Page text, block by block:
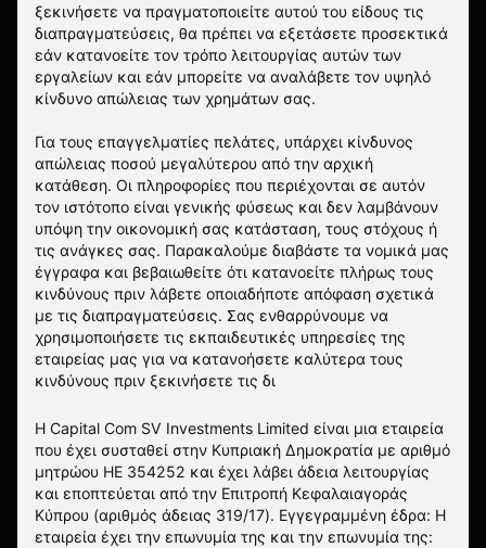
ξεκινήσετε να πραγματοποιείτε αυτού του είδους τις
διαπραγματεύσεις, θα πρέπει να εξετάσετε προσεκτικά
εάν κατανοείτε τον τρόπο λειτουργίας αυτών των
εργαλείων και εάν μπορείτε να αναλάβετε τον υψηλό
κίνδυνο απώλειας των χρημάτων σας.
Για τους επαγγελματίες πελάτες, υπάρχει κίνδυνος
απώλειας ποσού μεγαλύτερου από την αρχική
κατάθεση. Οι πληροφορίες που περιέχονται σε αυτόν
τον ιστότοπο είναι γενικής φύσεως και δεν λαμβάνουν
υπόψη την οικονομική σας κατάσταση, τους στόχους ή
τις ανάγκες σας. Παρακαλούμε διαβάστε τα νομικά μας
έγγραφα και βεβαιωθείτε ότι κατανοείτε πλήρως τους
κινδύνους πριν λάβετε οποιαδήποτε απόφαση σχετικά
με τις διαπραγματεύσεις. Σας ενθαρρύνουμε να
χρησιμοποιήσετε τις εκπαιδευτικές υπηρεσίες της
εταιρείας μας για να κατανοήσετε καλύτερα τους
κινδύνους πριν ξεκινήσετε τις δι
Η Capital Com SV Investments Limited είναι μια εταιρεία
που έχει συσταθεί στην Κυπριακή Δημοκρατία με αριθμό
μητρώου HE 354252 και έχει λάβει άδεια λειτουργίας
και εποπτεύεται από την Επιτροπή Κεφαλαιαγοράς
Κύπρου (αριθμός άδειας 319/17). Εγγεγραμμένη έδρα: Η
εταιρεία έχει την επωνυμία της και την επωνυμία της: